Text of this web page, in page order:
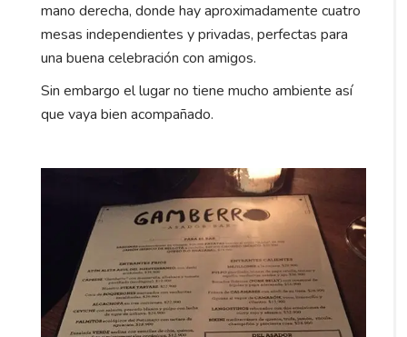
mano derecha, donde hay aproximadamente cuatro
mesas independientes y privadas, perfectas para
una buena celebración con amigos.
Sin embargo el lugar no tiene mucho ambiente así
que vaya bien acompañado.